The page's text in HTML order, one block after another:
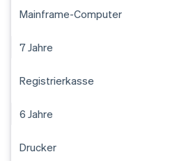
Mainframe-Computer
7 Jahre
Registrierkasse
6 Jahre
Drucker